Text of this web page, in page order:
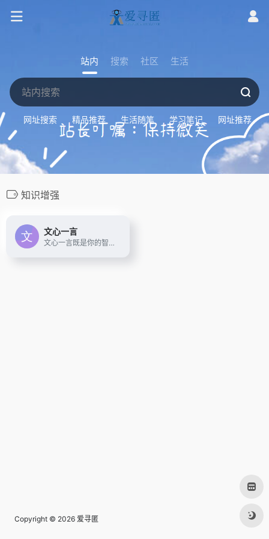
站内 搜索 社区 生活
网址搜索 精品推荐 生活随笔 学习笔记 网址推荐
知识增强
文心一言
文心一言既是你的智能伙伴，可以陪你聊天、回答问题、画图识图；也是你的AI助手，可以提供灵感、撰写文案、阅读文档、智能翻译，帮你高效完成工作和学习任务。
Copyright © 2026 爱寻匿